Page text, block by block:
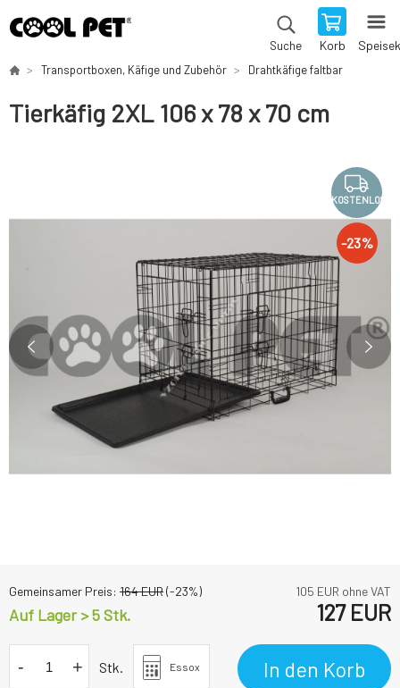
Suche Korb
Transportboxen, Käfige und Zubehör Drahtkäfige faltbar
Tierkäfig 2XL 106 x 78 x 70 cm
KOSTENLOS
-23%
Gemeinsamer Preis: 164EUR(-23%) 105 EUR ohne VAT
Auf Lager > 5Stk. 127EUR
- + Stk. Essox In den Korb